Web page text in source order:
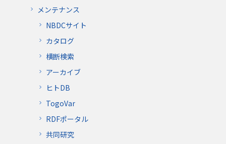
メンテナンス
NBDCサイト
カタログ
横断検索
アーカイブ
ヒトDB
TogoVar
RDFポータル
共同研究